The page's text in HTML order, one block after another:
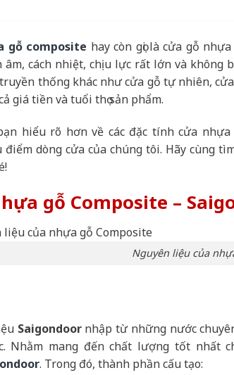
gỗ composite hay còn gọi là cửa gỗ
âm, cách nhiệt, chịu lực rất lớn và
thống khác như cửa gỗ tự nhiên,
giá tiền và tuổi thọ sản phẩm.
hiểu rõ hơn về các đặc tính cửa nhựa
dòng cửa của chúng tôi. Hãy cùng
gỗ Composite –
Nguyên liệu của
Saigondoornhập từ những nước
Nhằm mang đến chất lượng tốt nhất
. Trong đó, thành phần cấu tạo: